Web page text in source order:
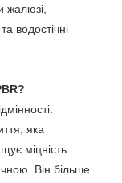
жалюзі,
водостічні
яка
міцність
Він більше